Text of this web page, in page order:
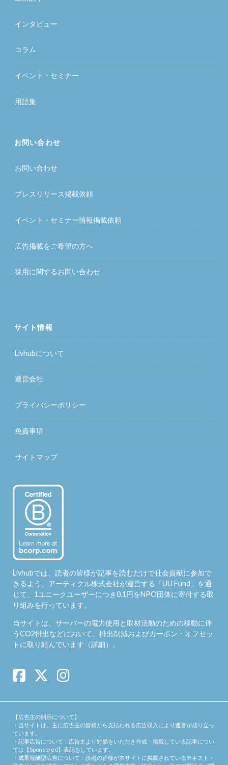
インタビュー
コラム
イベント・セミナー
用語集
お問い合わせ
お問い合わせ
プレスリリース掲載依頼
イベント・セミナー情報掲載依頼
広告掲載をご希望の方へ
採用に関するお問い合わせ
サイト情報
Livhubについて
運営会社
プライバシーポリシー
免責事項
サイトマップ
Livhubでは、読者の皆様が記事を読むだけで社会貢献に参加で
きるよう、アーティクル株式会社が運営する「UU Fund 」を通
じて、1ユニークユーザーにつき0.1円をNPO団体に寄付する取
り組みを行っています。
当サイトは、サーバーの電力使用と取材活動のための移動に伴
うCO2排出などにおいて、排出削減およびカーボン・オフセッ
トに取り組んでいます（詳細）。
【広告主の開示について】
・当サイトは、主に広告主の皆様から支払われる広告収入により運営が成り立っ
ています。
・記事広告について：広告主より対価をいただき作成・掲載している記事につい
ては【Sponsored】表記をしています。
・成果報酬型広告について：読者の皆様が本サイトに掲載されているテキスト・